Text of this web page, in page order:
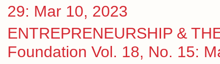
29: Mar 10, 2023
ENTREPRENEURSHIP &
Foundation Vol. 18, No. 15: